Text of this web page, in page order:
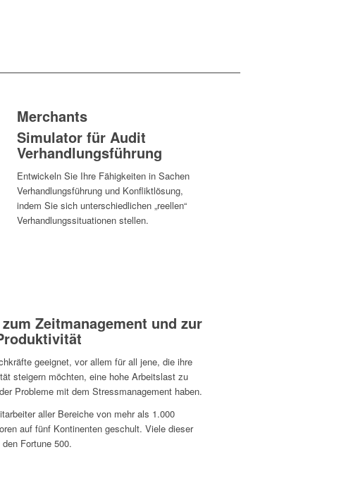
Merchants
Simulator für Audit
Verhandlungsführung
Entwickeln Sie Ihre Fähigkeiten in Sachen
Verhandlungsführung und Konfliktlösung,
indem Sie sich unterschiedlichen „reellen“
Verhandlungssituationen stellen.
Zeitmanagement und zur
geeignet, vor allem für all jene, die ihre
steigern möchten, eine hohe Arbeitslast zu
Probleme mit dem Stressmanagement haben.
aller Bereiche von mehr als 1.000
auf fünf Kontinenten geschult. Viele dieser
Fortune 500.